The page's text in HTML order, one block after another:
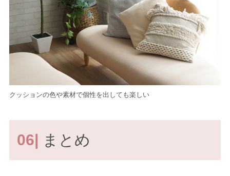
クッションの色や素材で個性を出しても楽しい
06| まとめ